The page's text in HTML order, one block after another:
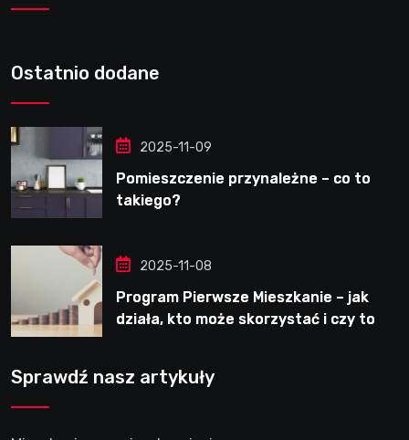
Ostatnio dodane
2025-11-09
Pomieszczenie przynależne – co to
takiego?
2025-11-08
Program Pierwsze Mieszkanie – jak
działa, kto może skorzystać i czy to
Sprawdź nasz artykuły